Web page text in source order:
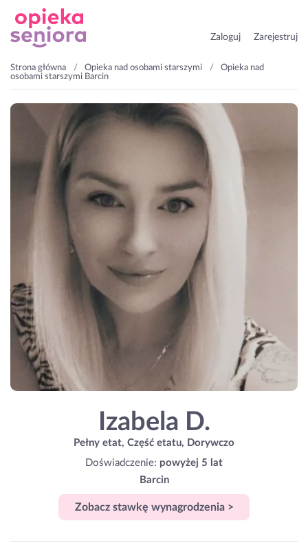
Zaloguj Zarejestruj
Strona główna Opieka nad osobami starszymi
Opieka nad
osobami starszymi Barcin
Izabela D.
Pełny etat, Część etatu, Dorywczo
Doświadczenie: powyżej 5 lat
Barcin
Zobacz stawkę wynagrodzenia >